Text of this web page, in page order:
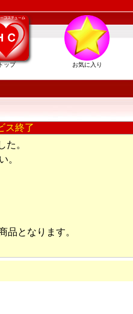
ップ お気に入り
ス終了
。
。
品となります。